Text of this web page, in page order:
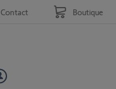
Contact Boutique